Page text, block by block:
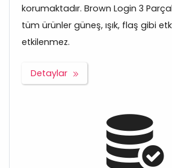
korumaktadır. Brown Login 3
tüm ürünler güneş, ışık, flaş gibi
etkilenmez.
Detaylar